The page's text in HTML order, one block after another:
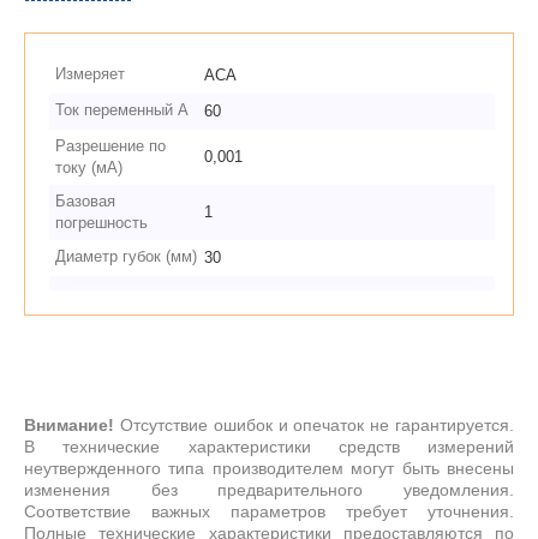
Измеряет
ACA
Ток переменный А
60
Разрешение по
току (мА)
0,001
Базовая
погрешность
1
Диаметр губок (мм) 30
Внимание! Отсутствие ошибок и опечаток не гарантируется.
В технические характеристики средств измерений
неутвержденного типа производителем могут быть внесены
изменения без предварительного уведомления.
Соответствие важных параметров требует уточнения.
Полные технические характеристики предоставляются по